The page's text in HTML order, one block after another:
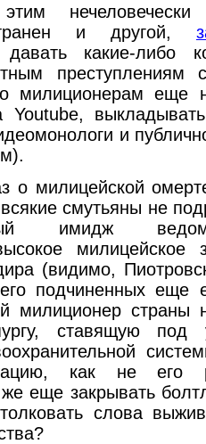
нечеловечески
и другой,
какие-либо
преступлениям
милиционерам еще
Youtube,
и
о милицейской
смутьяны не
имидж
(видимо,
подчиненных еще
милиционер страны
ставящую под
как не его
еще закрывать
слова